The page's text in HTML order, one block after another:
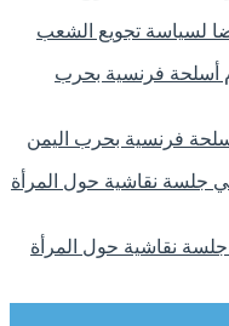
لسياسة تجويع الشعب
فرنسية بحرب اليمن
جلسة نقاشية حول المرأة